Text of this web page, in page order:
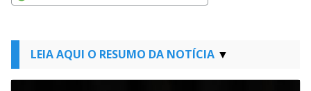
LEIA AQUI O RESUMO DA NOTÍCIA